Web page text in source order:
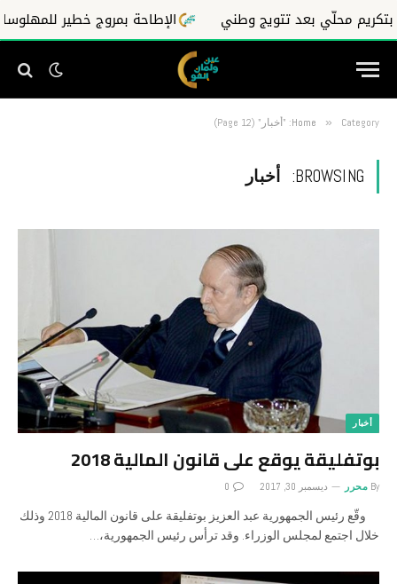
بعد تتويج وطني الإطاحة بمروج خطير للمهلوسات
Home » Category: "أخبار" (Page 12)
BROWSING: أخبار
أخبار
بوتفليقة يوقع على قانون المالية 2018
By محرر ديسمبر 30, 2017 0
وقّع رئيس الجمهورية عبد العزيز بوتفليقة على قانون المالية 2018 وذلك
خلال اجتمع لمجلس الوزراء. وقد ترأس رئيس الجمهورية،…